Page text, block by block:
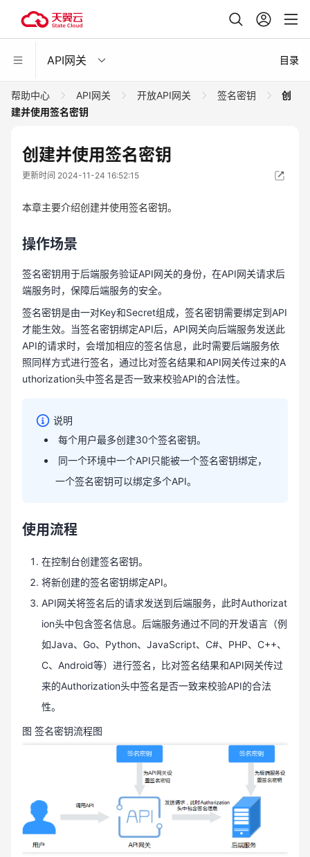
API网关 目录
帮助中心 API网关 开放API网关 签名密钥
创
建并使用签名密钥
创建并使用签名密钥
更新时间 2024-11-24 16:52:15
本章主要介绍创建并使用签名密钥。
操作场景
签名密钥用于后端服务验证API网关的身份，在API网关请求后
端服务时，保障后端服务的安全。
签名密钥是由一对Key和Secret组成，签名密钥需要绑定到API
才能生效。当签名密钥绑定API后，API网关向后端服务发送此
API的请求时，会增加相应的签名信息，此时需要后端服务依
照同样方式进行签名，通过比对签名结果和API网关传过来的A
uthorization头中签名是否一致来校验API的合法性。
说明
每个用户最多创建30个签名密钥。
同一个环境中一个API只能被一个签名密钥绑定，
一个签名密钥可以绑定多个API。
使用流程
在控制台创建签名密钥。
将新创建的签名密钥绑定API。
API网关将签名后的请求发送到后端服务，此时Authorizat
ion头中包含签名信息。后端服务通过不同的开发语言（例
如Java、Go、Python、JavaScript、C#、PHP、C++、
C、Android等）进行签名，比对签名结果和API网关传过
来的Authorization头中签名是否一致来校验API的合法
性。
图 签名密钥流程图